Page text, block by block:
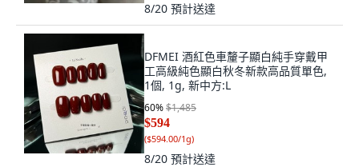
8/20 預計送達
DFMEI 酒紅色車釐子顯白純手穿戴甲
工高級純色顯白秋冬新款高品質單色,
1個, 1g, 新中方:L
60%$1,485
$594
($594.00/1g)
8/20 預計送達